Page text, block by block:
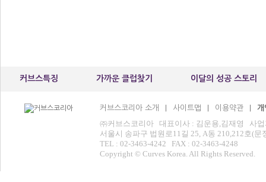
커브스특징 가까운 클럽찾기 이달의 성공 스토리
커브스코리아 소개 사이트맵 이용약관 개
㈜커브스코리아 대표이사 : 김운용,김재영 사업
서울시 송파구 법원로11길 25, A동 210,212호(
TEL : 02-3463-4242 FAX : 02-3463-4248
Copyright © Curves Korea. All Rights Reserved.